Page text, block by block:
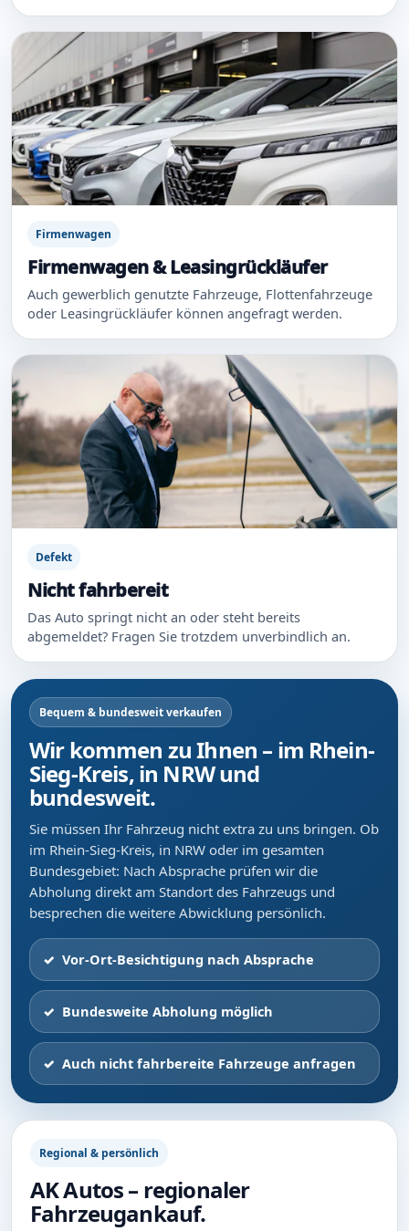
Firmenwagen
Firmenwagen & Leasingrückläufer
Auch gewerblich genutzte Fahrzeuge, Flottenfahrzeuge
oder Leasingrückläufer können angefragt werden.
Defekt
Nicht fahrbereit
Das Auto springt nicht an oder steht bereits
abgemeldet? Fragen Sie trotzdem unverbindlich an.
Bequem & bundesweit verkaufen
Wir kommen zu Ihnen – im Rhein-
Sieg-Kreis, in NRW und
bundesweit.
Sie müssen Ihr Fahrzeug nicht extra zu uns bringen. Ob
im Rhein-Sieg-Kreis, in NRW oder im gesamten
Bundesgebiet: Nach Absprache prüfen wir die
Abholung direkt am Standort des Fahrzeugs und
besprechen die weitere Abwicklung persönlich.
Vor-Ort-Besichtigung nach Absprache
Bundesweite Abholung möglich
Auch nicht fahrbereite Fahrzeuge anfragen
Regional & persönlich
AK Autos – regionaler
Fahrzeugankauf.